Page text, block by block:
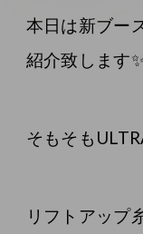
本日は新ブー
紹介致します
そもそも
リフトアップ